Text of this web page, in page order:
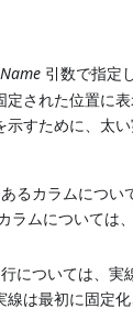
引数で指定
された位置に
すために、太
るカラムについ
ラムについては
については、実
は最初に固定